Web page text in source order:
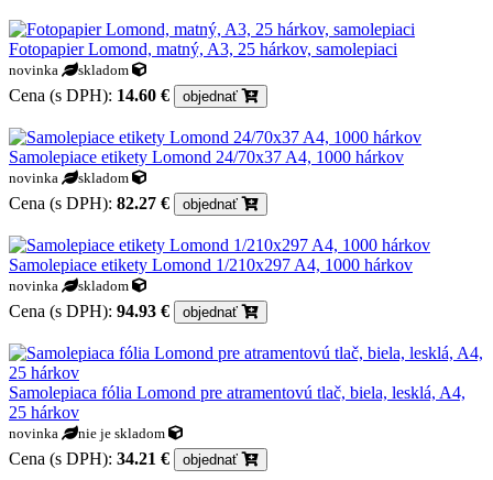
Fotopapier Lomond, matný, A3, 25 hárkov, samolepiaci
novinka skladom
Cena (s DPH): 14.60 € objednať
Samolepiace etikety Lomond 24/70x37 A4, 1000 hárkov
novinka skladom
Cena (s DPH): 82.27 € objednať
Samolepiace etikety Lomond 1/210x297 A4, 1000 hárkov
novinka skladom
Cena (s DPH): 94.93 € objednať
Samolepiaca fólia Lomond pre atramentovú tlač, biela, lesklá, A4,
25 hárkov
novinka nie je skladom
Cena (s DPH): 34.21 € objednať